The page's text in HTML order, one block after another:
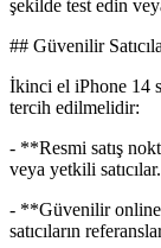
şekilde test edin
## Güvenilir
İkinci el iPhone 14
tercih edilmelidir:
- **Resmi satış
veya yetkili satıcılar.
- **Güvenilir
satıcıların